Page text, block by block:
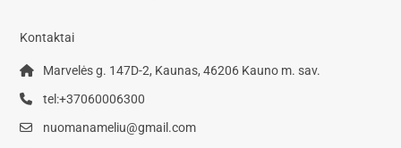
Kontaktai
Marvelės g. 147D-2, Kaunas, 46206 Kauno m. sav.
tel:+37060006300
nuomanameliu@gmail.com